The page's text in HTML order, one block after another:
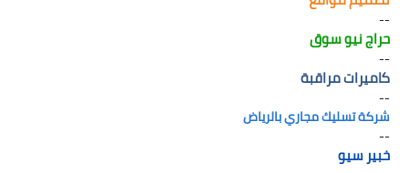
--
حراج نيو سوق
--
كاميرات مراقبة
--
شركة تسليك مجاري بالرياض
--
خبير سيو